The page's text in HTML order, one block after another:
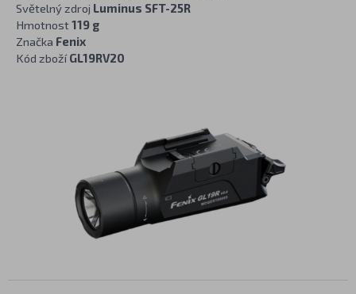
Světelný zdroj Luminus SFT-25R
Hmotnost119 g
Značka Fenix
Kód zbožíGL19RV20